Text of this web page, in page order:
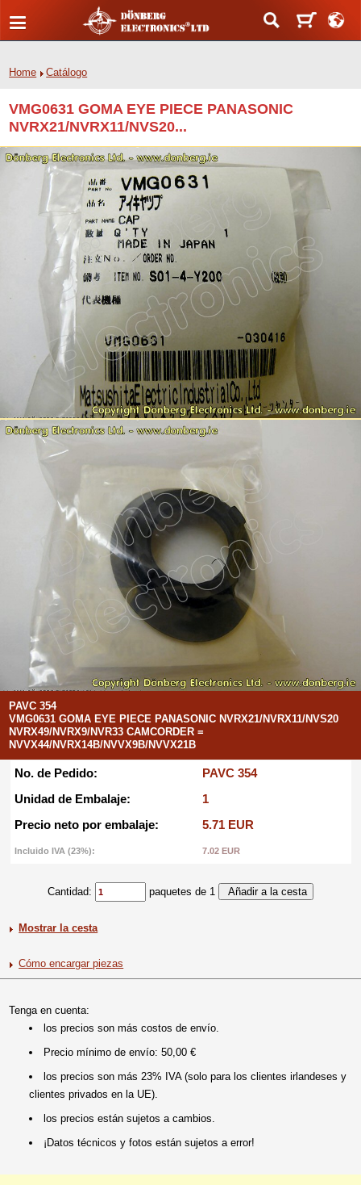
Home Catálogo
VMG0631 GOMA EYE PIECE PANASONIC
NVRX21/NVRX11/NVS20...
PAVC 354
VMG0631 GOMA EYE PIECE PANASONIC NVRX21/NVRX11/NVS20
NVRX49/NVRX9/NVR33 CAMCORDER =
NVVX44/NVRX14B/NVVX9B/NVVX21B
No. de Pedido:
PAVC 354
Unidad de Embalaje:
1
Precio neto por embalaje:
5.71 EUR
Incluido IVA (23%): 7.02 EUR
Cantidad: paquetes de 1
Mostrar la cesta
Cómo encargar piezas
Tenga en cuenta:
los precios son más costos de envío.
Precio mínimo de envío: 50,00 €
los precios son más 23% IVA (solo para los clientes irlandeses y
clientes privados en la UE).
los precios están sujetos a cambios.
¡Datos técnicos y fotos están sujetos a error!